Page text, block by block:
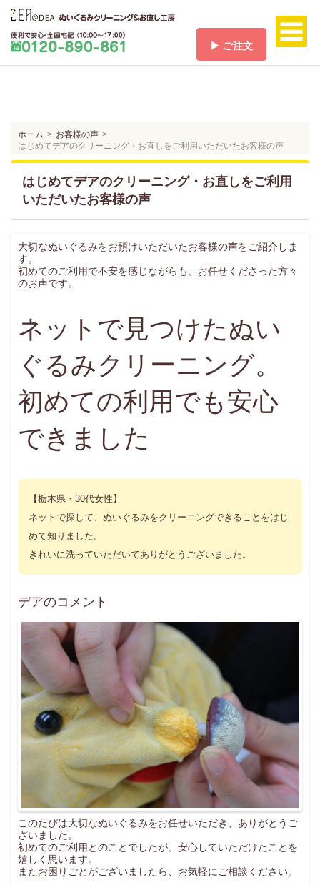
▶ ご注文
ご注文
ORDER
ご注文の流れ
FLOW
お支払い方法
VOICE
お問い合わせ
ホーム
お客様の声
はじめてデアのクリーニング・お直しをご利用いただいたお客様の声
はじめてデアのクリーニング・お直しをご利用
いただいたお客様の声
大切なぬいぐるみをお預けいただいたお客様の声をご紹介しま
す。
初めてのご利用で不安を感じながらも、お任せくださった方々
のお声です。
ネットで見つけたぬい
ぐるみクリーニング。
初めての利用でも安心
できました
【栃木県・30代女性】
ネットで探して、ぬいぐるみをクリーニングできることをはじ
めて知りました。
きれいに洗っていただいてありがとうございました。
デアのコメント
このたびは大切なぬいぐるみをお任せいただき、ありがとうご
ざいました。
初めてのご利用とのことでしたが、安心していただけたことを
嬉しく思います。
またお困りごとがございましたら、お気軽にご相談ください。